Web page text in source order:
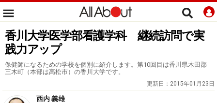
香川大学医学部看護学科 継続訪問で実
践力アップ
保健師になるための学校を個別に紹介します。第10回目は香川県木田郡
三木町（本部は高松市）の香川大学です。
更新日： 2015年01月23日
西内 義雄